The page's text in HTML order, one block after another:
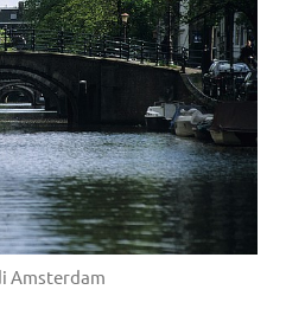
Amsterdam